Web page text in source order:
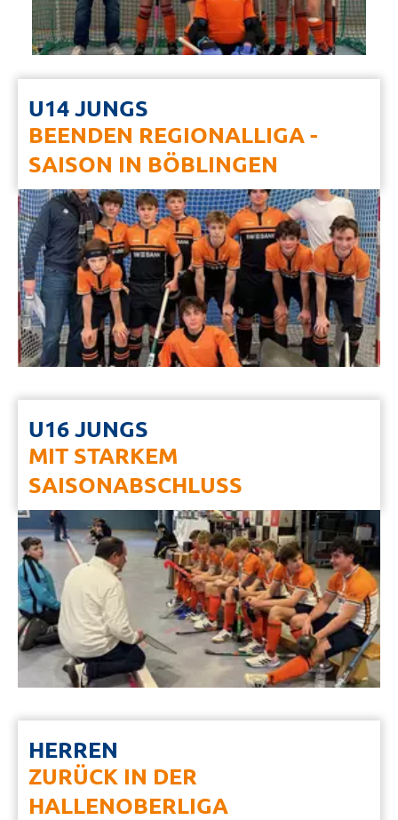
U14 JUNGS
BEENDEN REGIONALLIGA -
SAISON IN BÖBLINGEN
U16 JUNGS
MIT STARKEM
SAISONABSCHLUSS
HERREN
ZURÜCK IN DER
HALLENOBERLIGA